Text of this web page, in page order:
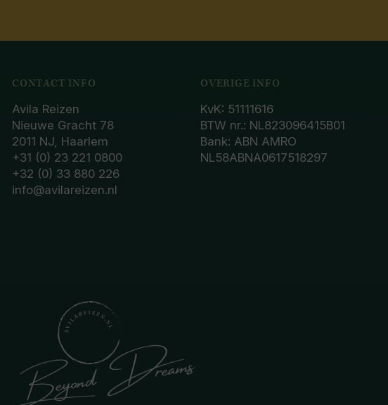
CONTACT INFO
Avila Reizen
Nieuwe Gracht 78
2011 NJ, Haarlem
+31 (0) 23 221 0800
+32 (0) 33 880 226
info@avilareizen.nl
OVERIGE INFO
KvK: 51111616
BTW nr.: NL823096415B01
Bank: ABN AMRO
NL58ABNA0617518297